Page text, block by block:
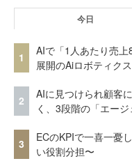
今日
1
AIで「1人あたり売上
展開のAiロボティク
2
AIに見つけられ顧客
く、3段階の「エー
3
ECのKPIで一喜一憂
い役割分担〜